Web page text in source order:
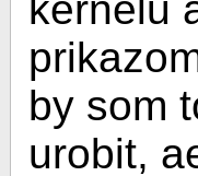
kernelu
by som
urobit,